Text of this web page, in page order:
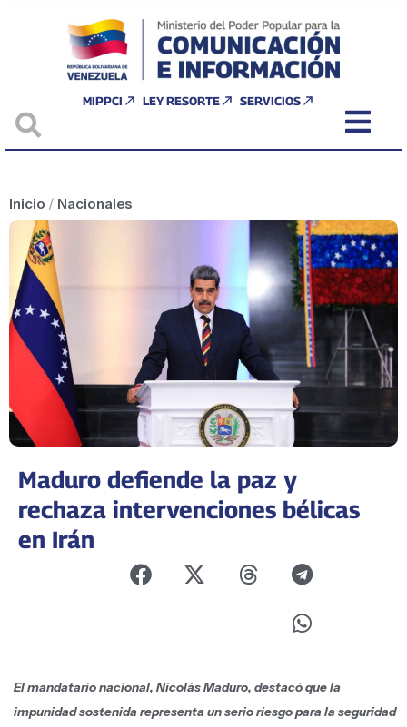
MIPPCI LEY RESORTE SERVICIOS
Inicio / Nacionales
Maduro defiende la paz y
rechaza intervenciones bélicas
en Irán
El mandatario nacional, Nicolás Maduro, destacó que la
impunidad sostenida representa un serio riesgo para la seguridad